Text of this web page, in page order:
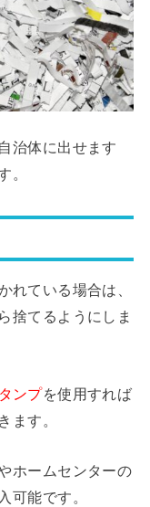
治体に出せます
。
れている場合は、
捨てるようにしま
ンプを使用すれば
ます。
ホームセンターの
可能です。